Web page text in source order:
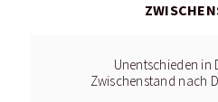
Unentschieden in
Zwischenstand nach